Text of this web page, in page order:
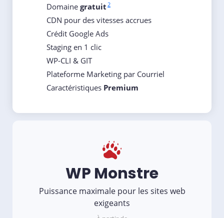
Domaine gratuit 2
CDN pour des vitesses accrues
Crédit Google Ads
Staging en 1 clic
WP-CLI & GIT
Plateforme Marketing par Courriel
Caractéristiques Premium
WP Monstre
Puissance maximale pour les sites web
exigeants